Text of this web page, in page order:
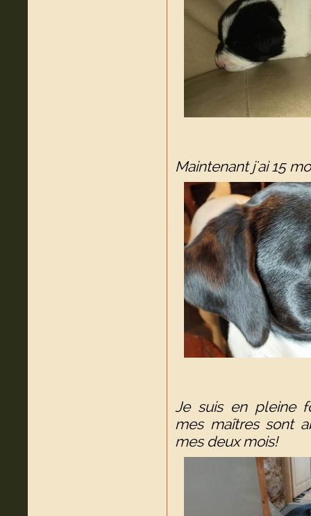
Maintenant j'ai 15
Je suis en pleine
mes maîtres sont
mes deux mois!